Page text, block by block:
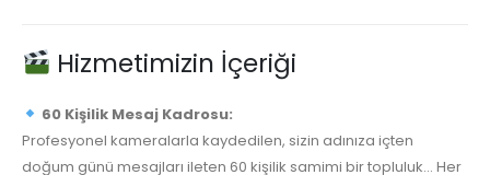
Hizmetimizin İçeriği
60 Kişilik Mesaj Kadrosu:
Profesyonel kameralarla kaydedilen, sizin adınıza içten
doğum günü mesajları ileten 60 kişilik samimi bir topluluk… Her